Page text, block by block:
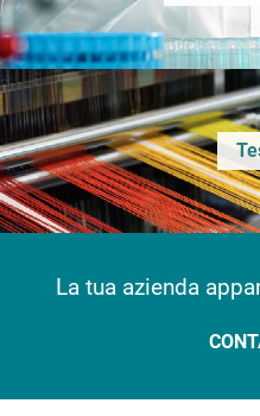
La tua azienda